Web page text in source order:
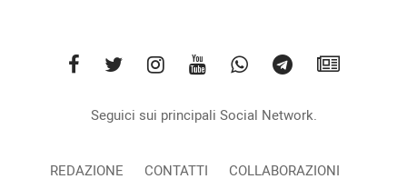
Seguici sui principali Social Network.
REDAZIONE CONTATTI COLLABORAZIONI